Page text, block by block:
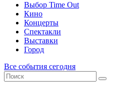
Выбор Time Out
Кино
Концерты
Спектакли
Выставки
Город
Все события сегодня